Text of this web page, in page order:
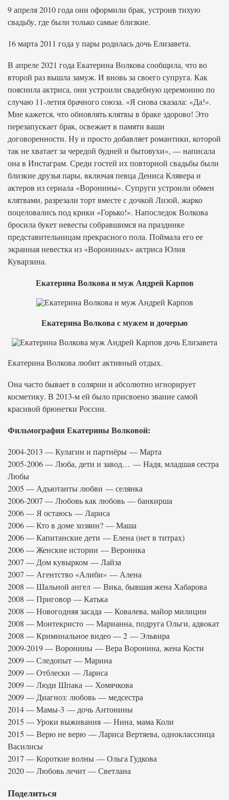
9 апреля 2010 года они оформили брак, устроив тихую
свадьбу, где были только самые близкие.
16 марта 2011 года у пары родилась дочь Елизавета.
В апреле 2021 года Екатерина Волкова сообщила, что во
второй раз вышла замуж. И вновь за своего супруга. Как
пояснила актриса, они устроили свадебную церемонию по
случаю 11-летия брачного союза. «Я снова сказала: «Да!».
Мне кажется, что обновлять клятвы в браке здорово! Это
перезапускает брак, освежает в памяти ваши
договоренности. Ну и просто добавляет романтики, которой
так не хватает за чередой будней и бытовухи», — написала
она в Инстаграм. Среди гостей их повторной свадьбы были
близкие друзья пары, включая певца Дениса Клявера и
актеров из сериала «Воронины». Супруги устроили обмен
клятвами, разрезали торт вместе с дочкой Лизой, жарко
поцеловались под крики «Горько!». Напоследок Волкова
бросила букет невесты собравшимся на празднике
представительницам прекрасного пола. Поймала его ее
экранная невестка из «Ворониных» актриса Юлия
Куварзина.
Екатерина Волкова и муж Андрей Карпов
Екатерина Волкова с мужем и дочерью
Екатерина Волкова любит активный отдых.
Она часто бывает в солярии и абсолютно игнорирует
косметику. В 2013-м ей было присвоено звание самой
красивой брюнетки России.
Фильмография Екатерины Волковой:
2004-2013 — Кулагин и партнёры — Марта
2005-2006 — Люба, дети и завод… — Надя, младшая сестра
Любы
2005 — Адъютанты любви — селянка
2006-2007 — Любовь как любовь — банкирша
2006 — Я остаюсь — Лариса
2006 — Кто в доме хозяин? — Маша
2006 — Капитанские дети — Елена (нет в титрах)
2006 — Женские истории — Вероника
2007 — Дом кувырком — Лайза
2007 — Агентство «Алиби» — Алена
2008 — Шальной ангел — Вика, бывшая жена Хабарова
2008 — Приговор — Катька
2008 — Новогодняя засада — Ковалева, майор милиции
2008 — Монтекристо — Марианна, подруга Ольги, адвокат
2008 — Криминальное видео — 2 — Эльвира
2009-2019 — Воронины — Вера Воронина, жена Кости
2009 — Следопыт — Марина
2009 — Отблески — Лариса
2009 — Люди Шпака — Хомячкова
2009 — Диагноз: любовь — медсестра
2014 — Мамы-3 — дочь Антонины
2015 — Уроки выживания — Нина, мама Коли
2015 — Верю не верю — Лариса Вертяева, одноклассница
Василисы
2017 — Короткие волны — Ольга Гудкова
2020 — Любовь лечит — Светлана
Поделиться